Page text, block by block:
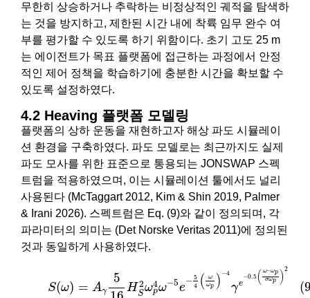
무한히 상승하거나 추락하는 비정상적인 궤적을 탐색하
는 것을 방지하고, 제한된 시간 내에 착륙 임무 완수 여
부를 평가할 수 있도록 하기 위함이다. 초기 고도 25 m
는 에이전트가 목표 플랫폼에 접근하는 과정에서 안정
적인 제어 정책을 학습하기에 충분한 시간을 확보할 수
있도록 설정하였다.
4.2 Heaving 플랫폼 모델링
플랫폼의 상하 운동을 재현하고자 해상 파도 시뮬레이
션 환경을 구축하였다. 파도 모델로는 최근까지도 실제
파도 모사를 위한 표준으로 통용되는 JONSWAP 스펙
트럼을 적용하였으며, 이는 시뮬레이션 툴에서도 널리
사용된다 (McTaggart 2012, Kim & Shin 2019, Palmer
& Irani 2026). 스펙트럼은 Eq. (9)와 같이 정의되며, 각
파라미터의 의미는 (Det Norske Veritas 2011)에 정의된
것과 동일하게 사용하였다.
S(ω) = Aγ
5
H2
Sω4
pω−5e
− 5
4 (
ω
ωp ) −4
γe
−0.5( ω–ωp
σωp )2
−4 γ e−